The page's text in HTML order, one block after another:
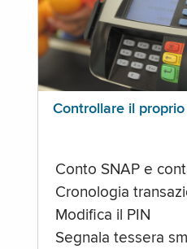
Controllare il proprio
Conto SNAP e
Cronologia
Modifica il PIN
Segnala tessera